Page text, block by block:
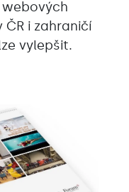
i zahraničí
vylepšit.